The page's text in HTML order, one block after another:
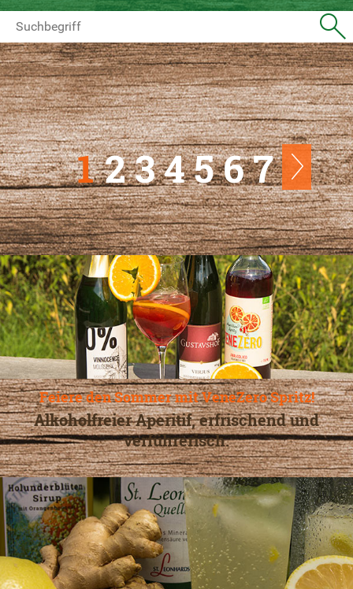
1 234567
Feiere den Sommer mit VeneZero Spritz!
Alkoholfreier Aperitif, erfrischend und
verführerisch.